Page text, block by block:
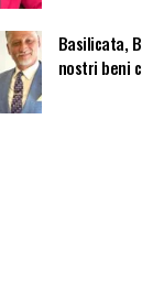
Basilicata,
nostri beni